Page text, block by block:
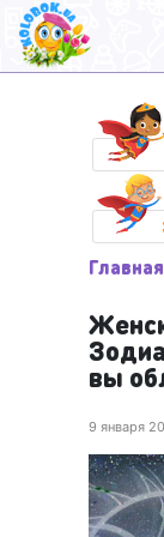
Главная
вы
9 января